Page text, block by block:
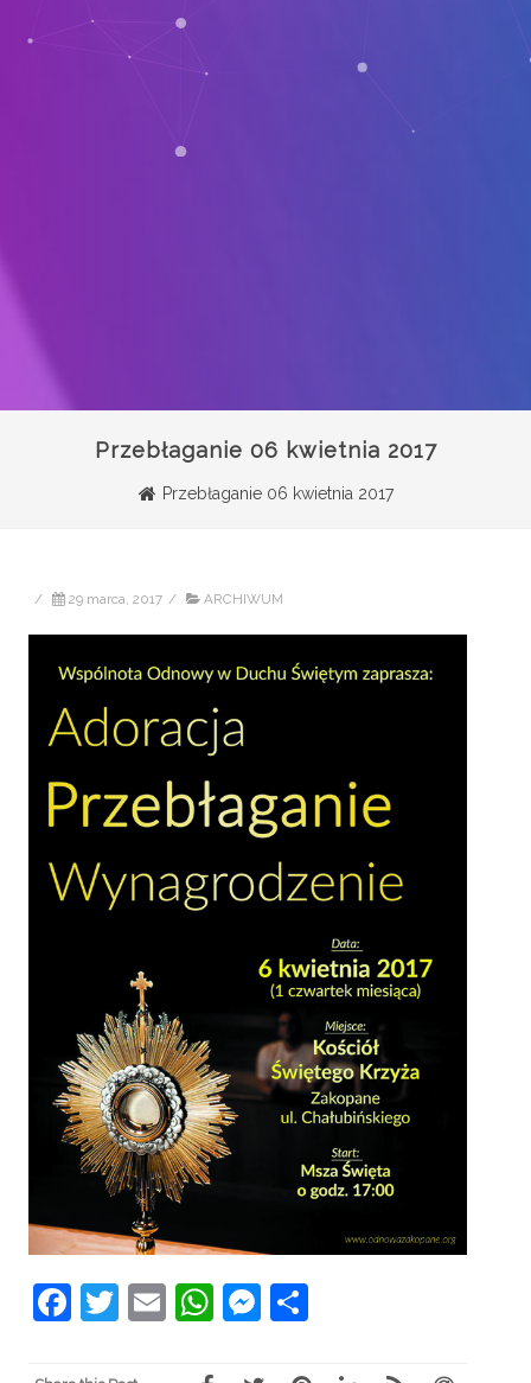
Przebłaganie 06 kwietnia 2017
Przebłaganie 06 kwietnia 2017
/ 29 marca, 2017 / ARCHIWUM
Facebook
Twitter
EmailWhatsApp
Messenger